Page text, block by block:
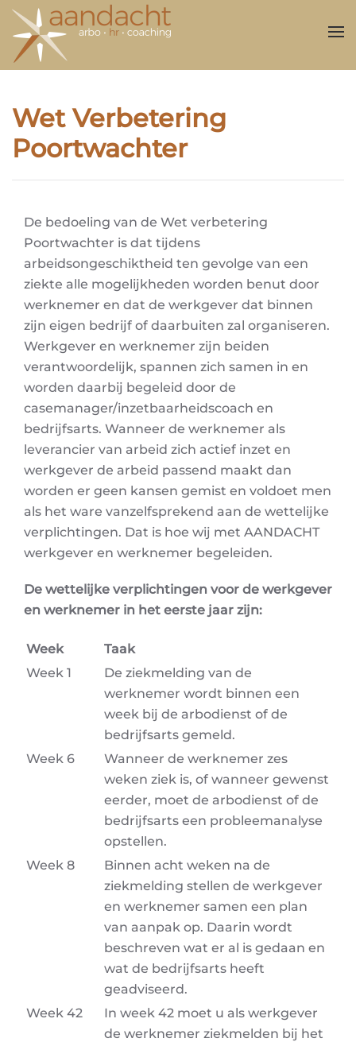
Overslaan en naar de inhoud gaan
Wet Verbetering
Poortwachter
De bedoeling van de Wet verbetering
Poortwachter is dat tijdens
arbeidsongeschiktheid ten gevolge van een
ziekte alle mogelijkheden worden benut door
werknemer en dat de werkgever dat binnen
zijn eigen bedrijf of daarbuiten zal organiseren.
Werkgever en werknemer zijn beiden
verantwoordelijk, spannen zich samen in en
worden daarbij begeleid door de
casemanager/inzetbaarheidscoach en
bedrijfsarts. Wanneer de werknemer als
leverancier van arbeid zich actief inzet en
werkgever de arbeid passend maakt dan
worden er geen kansen gemist en voldoet men
als het ware vanzelfsprekend aan de wettelijke
verplichtingen. Dat is hoe wij met AANDACHT
werkgever en werknemer begeleiden.
De wettelijke verplichtingen voor de werkgever
en werknemer in het eerste jaar zijn:
Week
Taak
Week 1
De ziekmelding van de
werknemer wordt binnen een
week bij de arbodienst of de
bedrijfsarts gemeld.
Week 6
Wanneer de werknemer zes
weken ziek is, of wanneer gewenst
eerder, moet de arbodienst of de
bedrijfsarts een probleemanalyse
opstellen.
Week 8
Binnen acht weken na de
ziekmelding stellen de werkgever
en werknemer samen een plan
van aanpak op. Daarin wordt
beschreven wat er al is gedaan en
wat de bedrijfsarts heeft
geadviseerd.
Week 42
In week 42 moet u als werkgever
de werknemer ziekmelden bij het